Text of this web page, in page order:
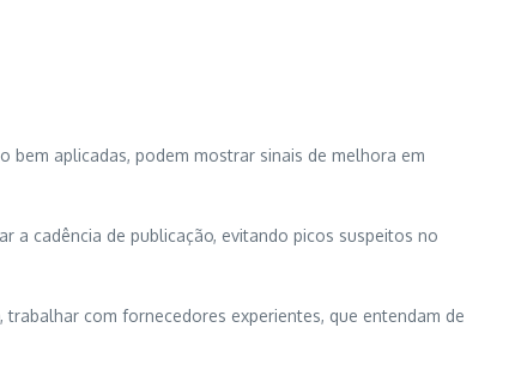
bem aplicadas, podem mostrar sinais de melhora em
a cadência de publicação, evitando picos suspeitos no
com fornecedores experientes, que entendam de